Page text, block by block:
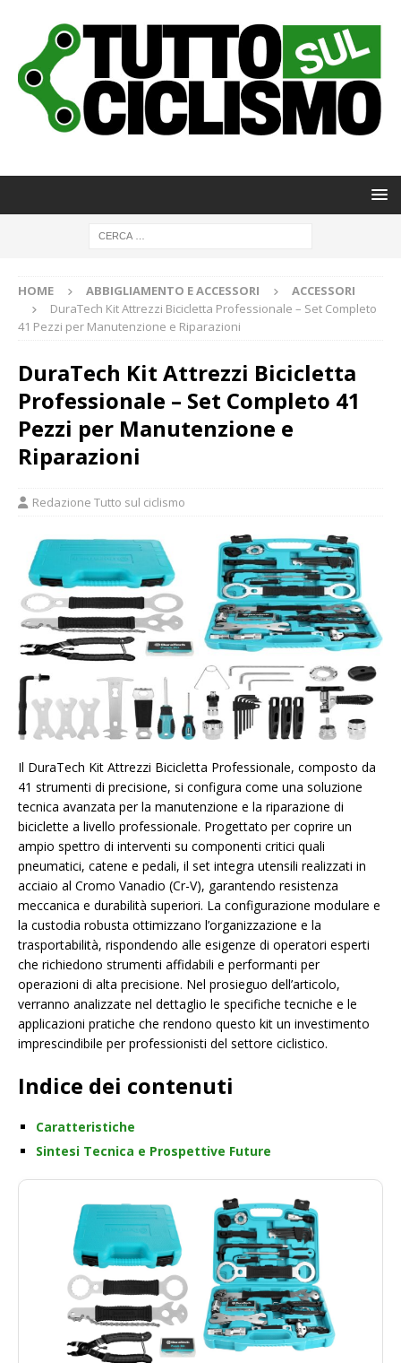
HOME ABBIGLIAMENTO E ACCESSORI
ACCESSORI
DuraTech Kit Attrezzi Bicicletta Professionale – Set Completo
41 Pezzi per Manutenzione e Riparazioni
DuraTech Kit Attrezzi Bicicletta
Professionale – Set Completo 41
Pezzi per Manutenzione e
Riparazioni
Redazione Tutto sul ciclismo
Il DuraTech Kit Attrezzi Bicicletta Professionale, composto da
41 strumenti di precisione, si configura come una soluzione
tecnica avanzata per la manutenzione e la riparazione di
biciclette a livello professionale. Progettato per coprire un
ampio spettro di interventi su componenti critici quali
pneumatici, catene e pedali, il set integra utensili realizzati in
acciaio al Cromo Vanadio (Cr-V), garantendo resistenza
meccanica e durabilità superiori. La configurazione modulare e
la custodia robusta ottimizzano l’organizzazione e la
trasportabilità, rispondendo alle esigenze di operatori esperti
che richiedono strumenti affidabili e performanti per
operazioni di alta precisione. Nel prosieguo dell’articolo,
verranno analizzate nel dettaglio le specifiche tecniche e le
applicazioni pratiche che rendono questo kit un investimento
imprescindibile per professionisti del settore ciclistico.
Indice dei contenuti
Caratteristiche
Sintesi Tecnica e Prospettive Future